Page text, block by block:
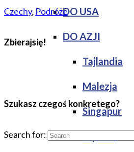
DO USA
DO AZJI
Tajlandia
Malezja
Singapur
Czechy, Podróże
Zbierajsię!
Szukasz czegoś konkretego?
Search for: